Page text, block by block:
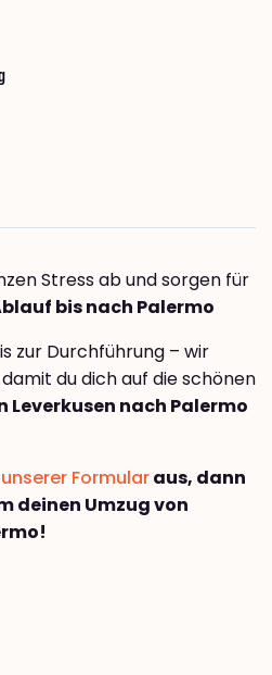
Stress ab und sorgen für
bis nach Palermo
zur Durchführung – wir
du dich auf die schönen
Leverkusen nach Palermo
unserer Formularaus, dann
deinen Umzug von